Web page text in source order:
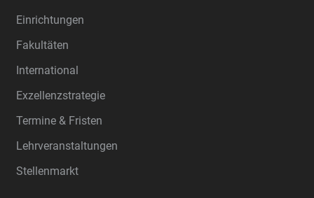
Einrichtungen
Fakultäten
International
Exzellenzstrategie
Termine & Fristen
Lehrveranstaltungen
Stellenmarkt